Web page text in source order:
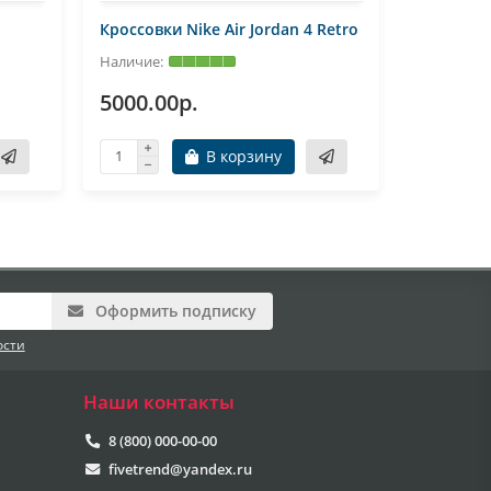
Кроссовки Nike Air Jordan 4 Retro
5000.00р.
В корзину
Оформить подписку
Наши контакты
8 (800) 000-00-00
fivetrend@yandex.ru